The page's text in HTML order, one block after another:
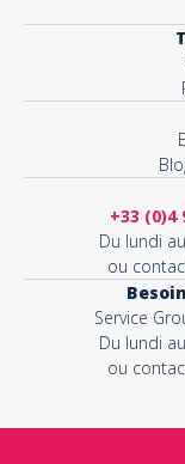
+33 (0)4
Du lundi
ou
Service
Du lundi
ou